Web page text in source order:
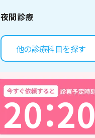
夜間診療
他の診療科目を探す
20：
20